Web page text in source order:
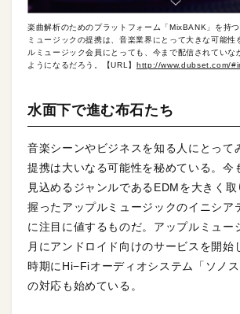
楽曲解析のためのプラットフォーム「MixBANK」を持
ミュージックの提携は、音楽業界にとって大きな可能性
ルミュージック会員にとっても、今まで配信されていな
ようになるだろう。【URL】 http://www.dubset.com/
水面下で進む布石たち
音楽シーンやビジネスを知る人にとって
提携は大いなる可能性を秘めている。今
見込めるジャンルであるEDMを大きく
握ったアップルミュージックのイニシア
に注目に値するものだ。アップルミュー
月にアンドロイド向けのサービスを開始
時期にHi−Fiオーディオシステム「ソノ
の対応も始めている。